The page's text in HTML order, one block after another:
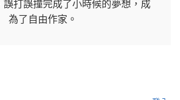
誤打誤撞完成了小時候的夢想，成
為了自由作家。